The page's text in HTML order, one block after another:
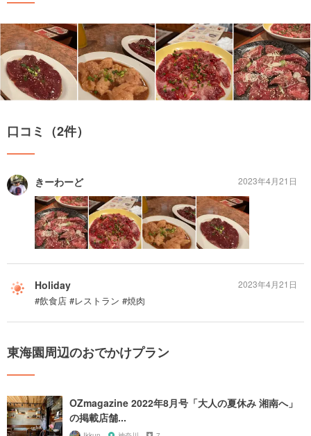
口コミ（2件）
きーわーど 2023年4月21日
Holiday
#飲食店 #レストラン #焼肉
2023年4月21日
東海園周辺のおでかけプラン
OZmagazine 2022年8月号「大人の夏休み 湘南へ」
の掲載店舗...